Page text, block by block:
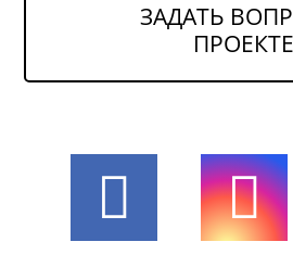
ЗАДАТЬ
ПРОЕКТЕ